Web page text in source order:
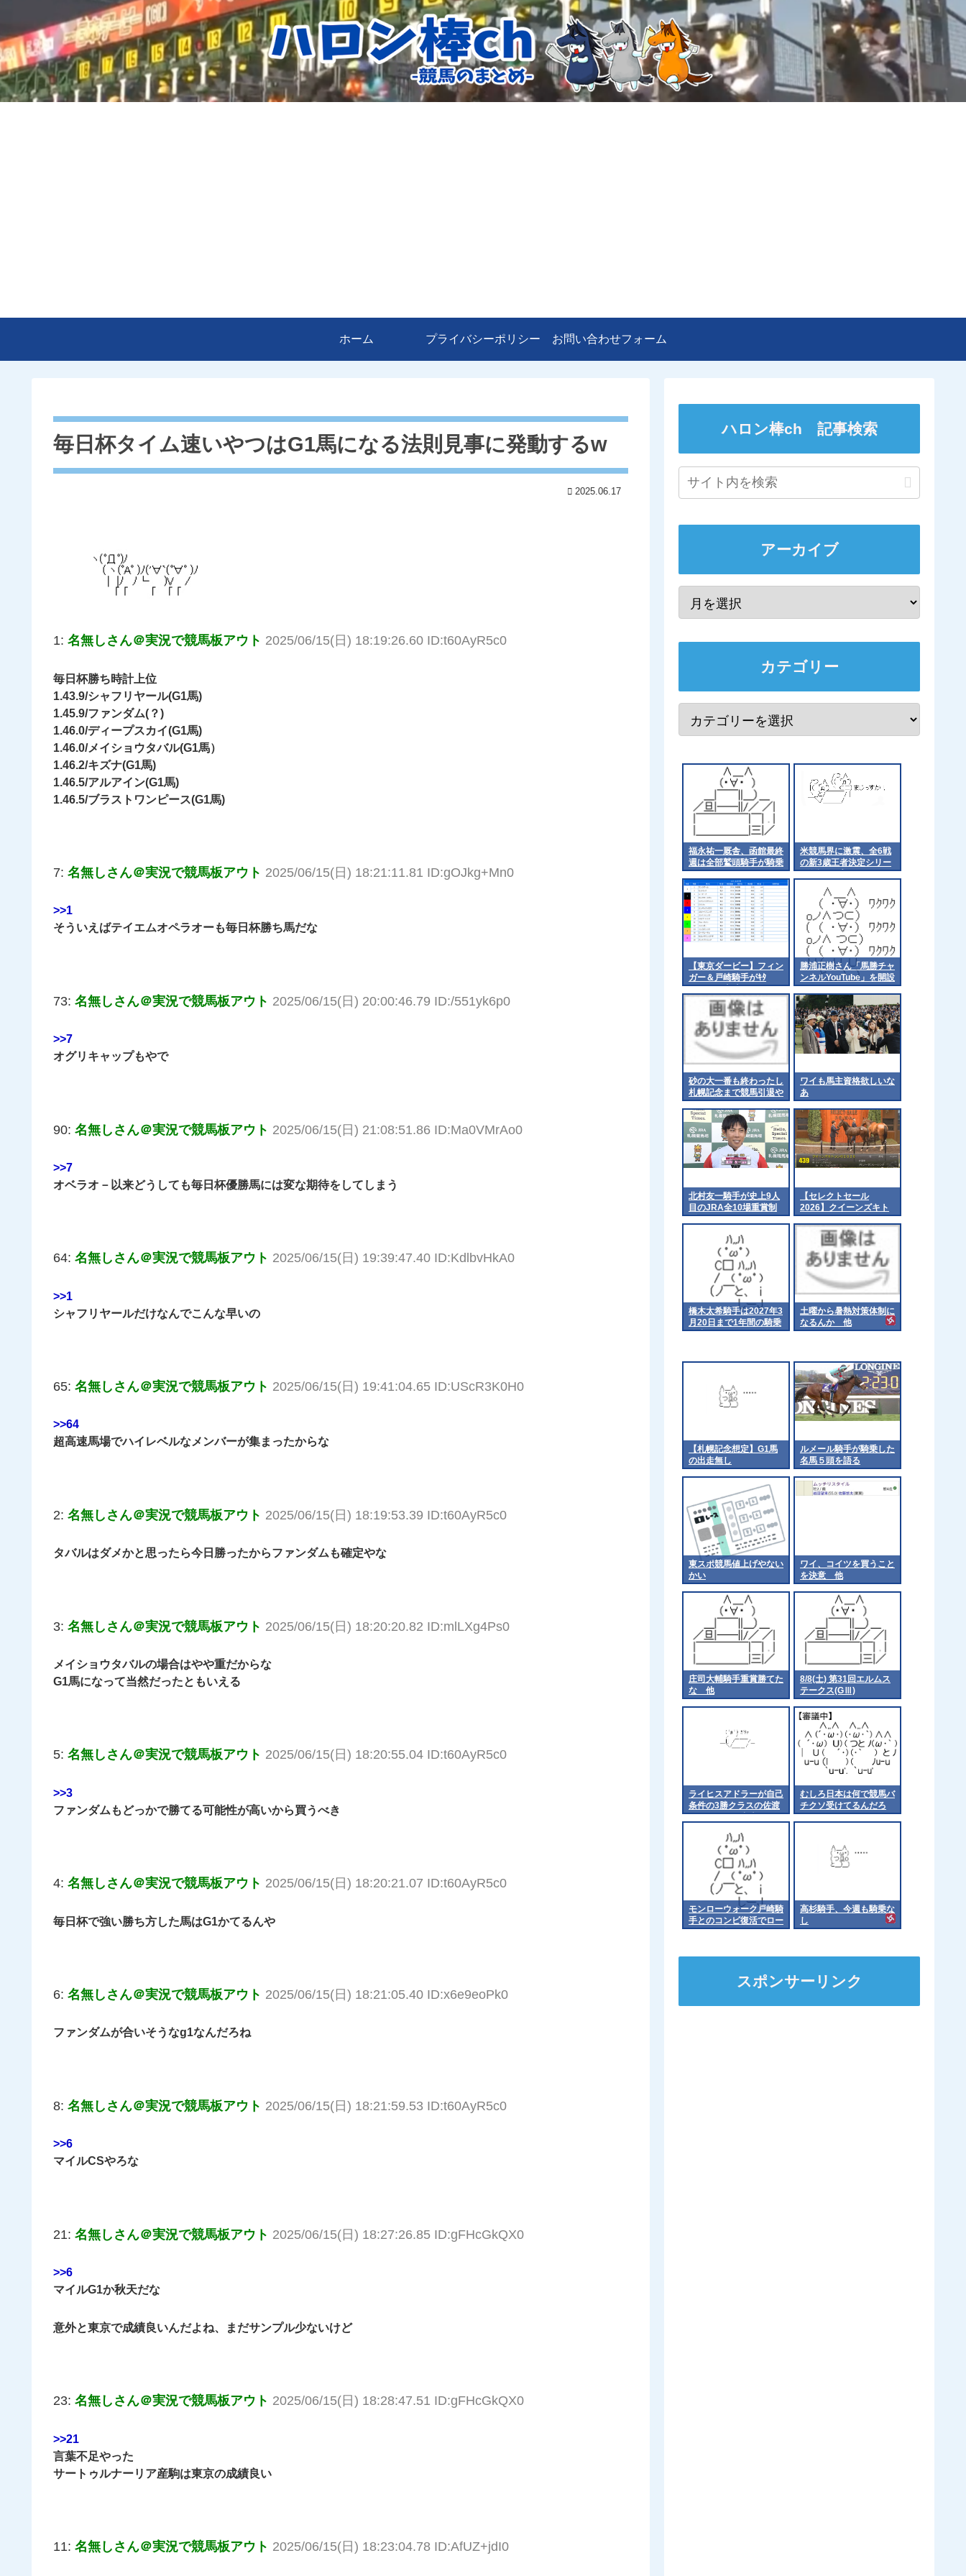
ホーム プライバシーポリシー お問い合わせフォーム
毎日杯タイム速いやつはG1馬になる法則見事に発動するw
2025.06.17
1: 名無しさん＠実況で競馬板アウト 2025/06/15(日) 18:19:26.60 ID:t60AyR5c0
毎日杯勝ち時計上位
1.43.9/シャフリヤール(G1馬)
1.45.9/ファンダム(？)
1.46.0/ディープスカイ(G1馬)
1.46.0/メイショウタバル(G1馬）
1.46.2/キズナ(G1馬)
1.46.5/アルアイン(G1馬)
1.46.5/ブラストワンピース(G1馬)
7: 名無しさん＠実況で競馬板アウト 2025/06/15(日) 18:21:11.81 ID:gOJkg+Mn0
>>1
そういえばテイエムオペラオーも毎日杯勝ち馬だな
73: 名無しさん＠実況で競馬板アウト 2025/06/15(日) 20:00:46.79 ID:/551yk6p0
>>7
オグリキャップもやで
90: 名無しさん＠実況で競馬板アウト 2025/06/15(日) 21:08:51.86 ID:Ma0VMrAo0
>>7
オベラオ－以来どうしても毎日杯優勝馬には変な期待をしてしまう
64: 名無しさん＠実況で競馬板アウト 2025/06/15(日) 19:39:47.40 ID:KdlbvHkA0
>>1
シャフリヤールだけなんでこんな早いの
65: 名無しさん＠実況で競馬板アウト 2025/06/15(日) 19:41:04.65 ID:UScR3K0H0
>>64
超高速馬場でハイレベルなメンバーが集まったからな
2: 名無しさん＠実況で競馬板アウト 2025/06/15(日) 18:19:53.39 ID:t60AyR5c0
タバルはダメかと思ったら今日勝ったからファンダムも確定やな
3: 名無しさん＠実況で競馬板アウト 2025/06/15(日) 18:20:20.82 ID:mlLXg4Ps0
メイショウタバルの場合はやや重だからな
G1馬になって当然だったともいえる
5: 名無しさん＠実況で競馬板アウト 2025/06/15(日) 18:20:55.04 ID:t60AyR5c0
>>3
ファンダムもどっかで勝てる可能性が高いから買うべき
4: 名無しさん＠実況で競馬板アウト 2025/06/15(日) 18:20:21.07 ID:t60AyR5c0
毎日杯で強い勝ち方した馬はG1かてるんや
6: 名無しさん＠実況で競馬板アウト 2025/06/15(日) 18:21:05.40 ID:x6e9eoPk0
ファンダムが合いそうなg1なんだろね
8: 名無しさん＠実況で競馬板アウト 2025/06/15(日) 18:21:59.53 ID:t60AyR5c0
>>6
マイルCSやろな
21: 名無しさん＠実況で競馬板アウト 2025/06/15(日) 18:27:26.85 ID:gFHcGkQX0
>>6
マイルG1か秋天だな
意外と東京で成績良いんだよね、まだサンプル少ないけど
23: 名無しさん＠実況で競馬板アウト 2025/06/15(日) 18:28:47.51 ID:gFHcGkQX0
>>21
言葉不足やった
サートゥルナーリア産駒は東京の成績良い
11: 名無しさん＠実況で競馬板アウト 2025/06/15(日) 18:23:04.78 ID:AfUZ+jdI0
ハロン棒ch 記事検索
アーカイブ
カテゴリー
福永祐一厩舎、函館最終
週は全部鷲頭騎手が騎乗
米競馬界に激震、全6戦
の新3歳王者決定シリー
ズ創設 プリークネスS
排除で伝統の3冠が事実
上の解体へ
【東京ダービー】フィン
ガー＆戸崎騎手がｷﾀ
━━━━(ﾟ∀ﾟ)━━━━!
勝浦正樹さん「馬勝チャ
ンネルYouTube」を開設
砂の大一番も終わったし
札幌記念まで競馬引退や
ね
ワイも馬主資格欲しいな
あ
北村友一騎手が史上9人
目のJRA全10場重賞制
覇
【セレクトセール
2026】クイーンズキト
ゥンの2026（父エフフ
ォーリア）1億4千万円
で落札 他
橋木太希騎手は2027年3
月20日まで1年間の騎乗
停止
土曜から暑熱対策体制に
なるんか 他
【札幌記念想定】G1馬
の出走無し
ルメール騎手が騎乗した
名馬５頭を語る
東スポ競馬値上げやない
かい
ワイ、コイツを買うこと
を決意 他
庄司大輔騎手重賞勝てた
な 他
8/8(土) 第31回エルムス
テークス(GⅢ)
ライヒスアドラーが自己
条件の3勝クラスの佐渡
ステークスに出走
むしろ日本は何で競馬バ
チクソ受けてるんだろ
モンローウォーク戸崎騎
手とのコンビ復活でロー
ズSへ 他
高杉騎手、今週も騎乗な
し
スポンサーリンク